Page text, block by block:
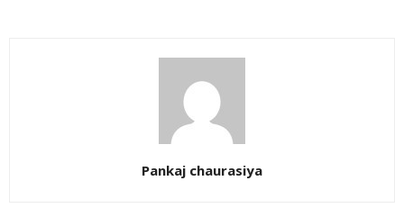
Pankaj chaurasiya